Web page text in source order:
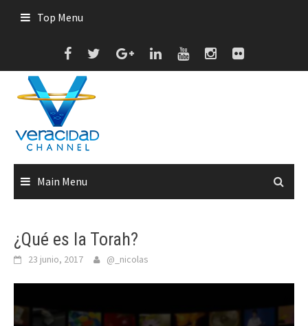
Top Menu
Main Menu
¿Qué es la Torah?
23 junio, 2017 @_nicolas